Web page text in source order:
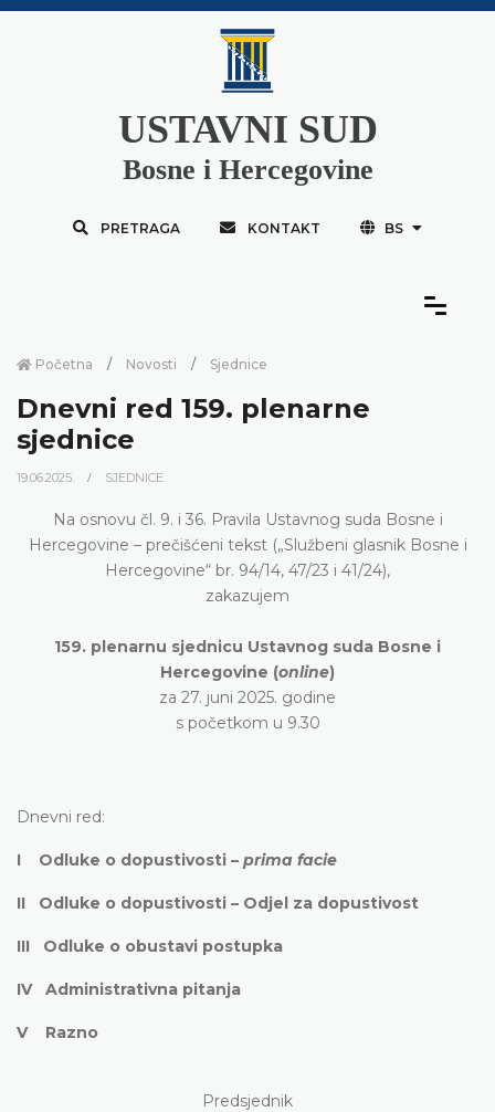
USTAVNI SUD
Bosne i Hercegovine
PRETRAGA KONTAKT BS
Početna Novosti Sjednice
Dnevni red 159. plenarne
sjednice
19.06.2025. SJEDNICE
Na osnovu čl. 9. i 36. Pravila Ustavnog suda Bosne i
Hercegovine – prečišćeni tekst („Službeni glasnik Bosne i
Hercegovine“ br. 94/14, 47/23 i 41/24),
zakazujem
159. plenarnu sjednicu Ustavnog suda Bosne i
Hercegovine (online)
za 27. juni 2025. godine
s početkom u 9.30
Dnevni red:
I Odluke o dopustivosti – prima facie
II Odluke o dopustivosti – Odjel za dopustivost
III Odluke o obustavi postupka
IV Administrativna pitanja
V Razno
Predsjednik